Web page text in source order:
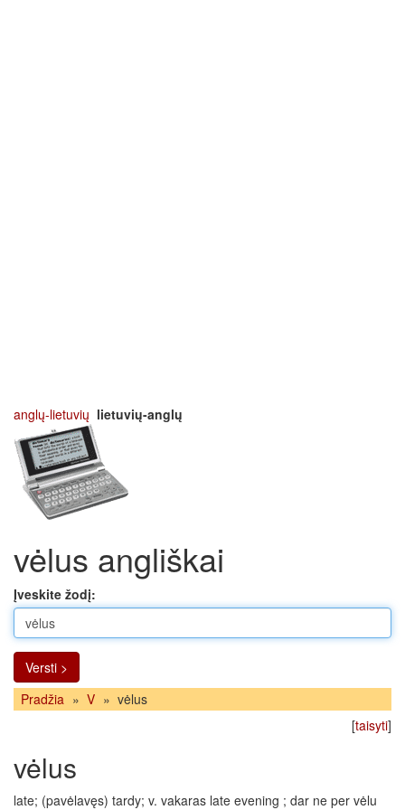
anglų-lietuvių lietuvių-anglų
vėlus angliškai
Įveskite žodį:
Versti >
Pradžia » V » vėlus
[taisyti]
vėlus
late; (pavėlavęs) tardy; v. vakaras late evening ; dar ne per vėlu